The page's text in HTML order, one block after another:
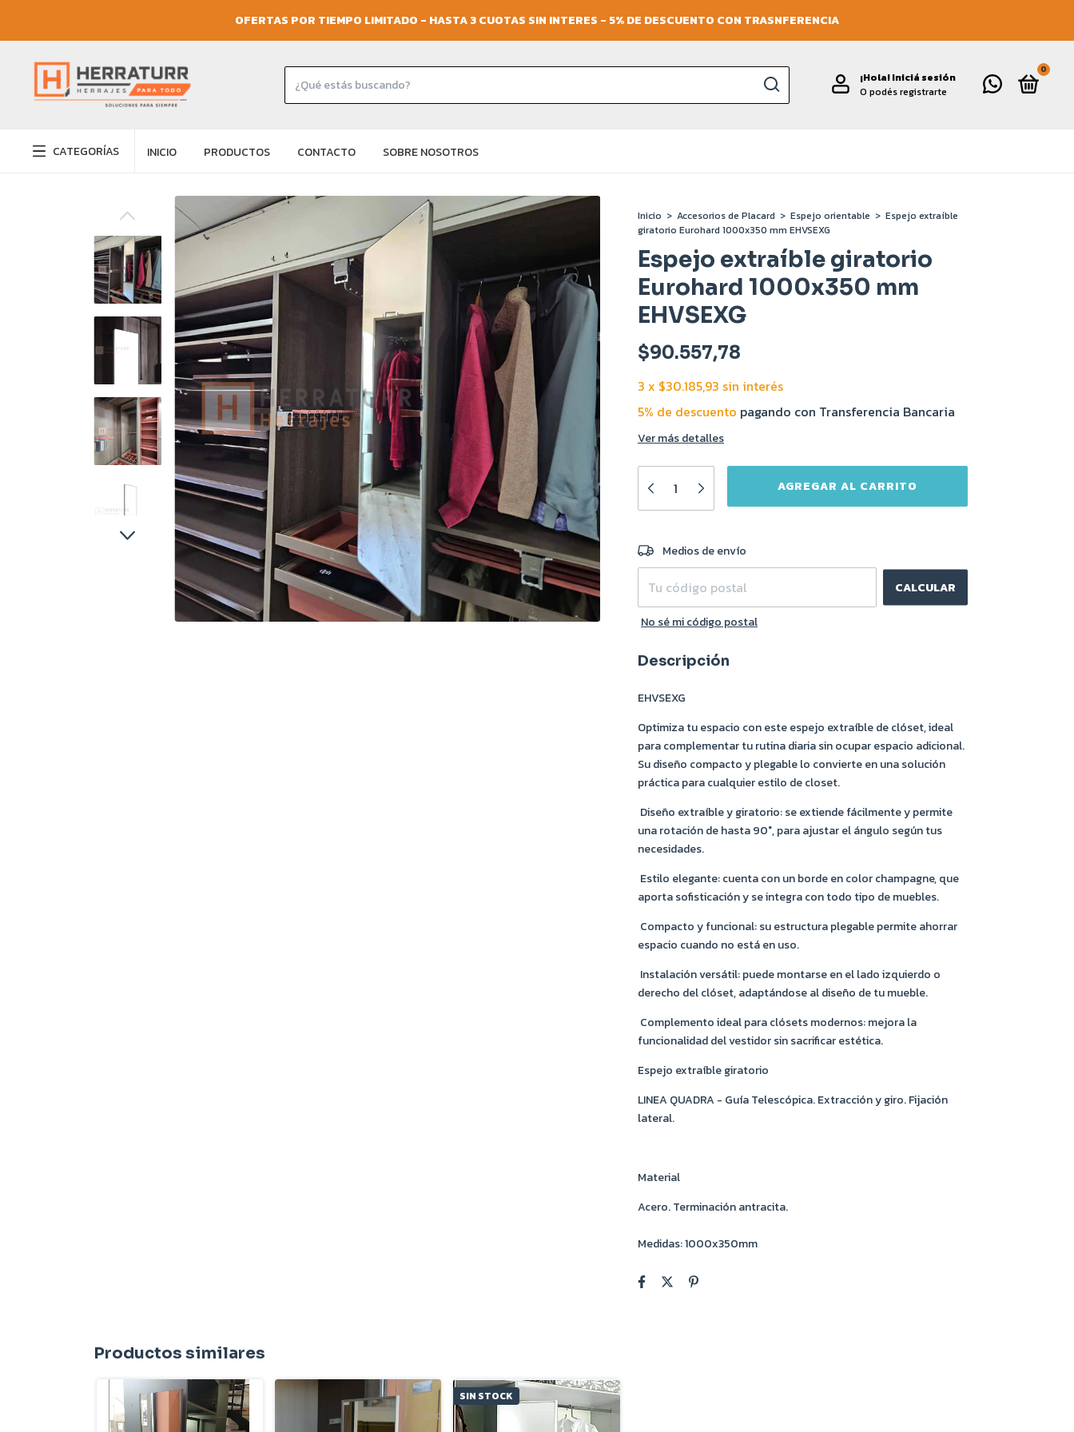
OFERTAS POR TIEMPO LIMITADO - HASTA 3 CUOTAS SIN INTERES - 5% DE DESCUENTO CON TRASNFERENCIA
¡Hola!Iniciá sesión
O podés registrarte
0
CATEGORÍAS INICIO PRODUCTOS CONTACTO SOBRE NOSOTROS
Inicio > Accesorios de Placard > Espejo orientable > Espejo extraíble
giratorio Eurohard 1000x350 mm EHVSEXG
Espejo extraíble giratorio
Eurohard 1000x350 mm
EHVSEXG
$90.557,78
3 x $30.185,93 sin interés
5% de descuento pagando con Transferencia Bancaria
Ver más detalles
Entregas para el CP:
Medios de envío
CALCULAR
No sé mi código postal
Descripción
EHVSEXG
Optimiza tu espacio con este espejo extraíble de clóset, ideal
para complementar tu rutina diaria sin ocupar espacio adicional.
Su diseño compacto y plegable lo convierte en una solución
práctica para cualquier estilo de closet.
Diseño extraíble y giratorio: se extiende fácilmente y permite
una rotación de hasta 90°, para ajustar el ángulo según tus
necesidades.
Estilo elegante: cuenta con un borde en color champagne, que
aporta sofisticación y se integra con todo tipo de muebles.
Compacto y funcional: su estructura plegable permite ahorrar
espacio cuando no está en uso.
Instalación versátil: puede montarse en el lado izquierdo o
derecho del clóset, adaptándose al diseño de tu mueble.
Complemento ideal para clósets modernos: mejora la
funcionalidad del vestidor sin sacrificar estética.
Espejo extraíble giratorio
LINEA QUADRA - Guía Telescópica. Extracción y giro. Fijación
lateral.
Material
Acero. Terminación antracita.
Medidas: 1000x350mm
Productos similares
SIN STOCK